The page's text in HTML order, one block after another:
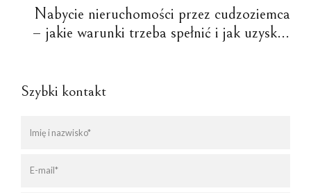
Nabycie nieruchomości przez cudzoziemca
– jakie warunki trzeba spełnić i jak uzyskać
Szybki kontakt